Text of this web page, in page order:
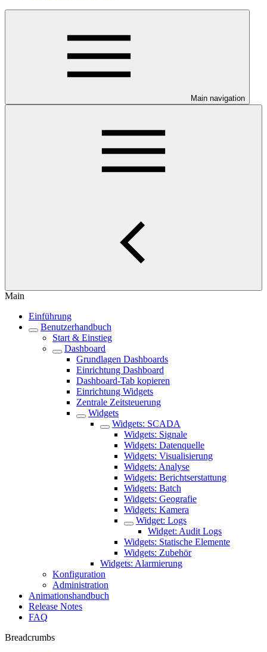
Main navigation
Main
Einführung
Benutzerhandbuch
Start & Einstieg
Dashboard
Grundlagen Dashboards
Einrichtung Dashboard
Dashboard-Tab kopieren
Einrichtung Widgets
Zentrale Zeitsteuerung
Widgets
Widgets: SCADA
Widgets: Signale
Widgets: Datenquelle
Widgets: Visualisierung
Widgets: Analyse
Widgets: Berichtserstattung
Widgets: Batch
Widgets: Geografie
Widgets: Kamera
Widget: Logs
Widget: Audit Logs
Widgets: Statische Elemente
Widgets: Zubehör
Widgets: Alarmierung
Konfiguration
Administration
Animationshandbuch
Release Notes
FAQ
Breadcrumbs